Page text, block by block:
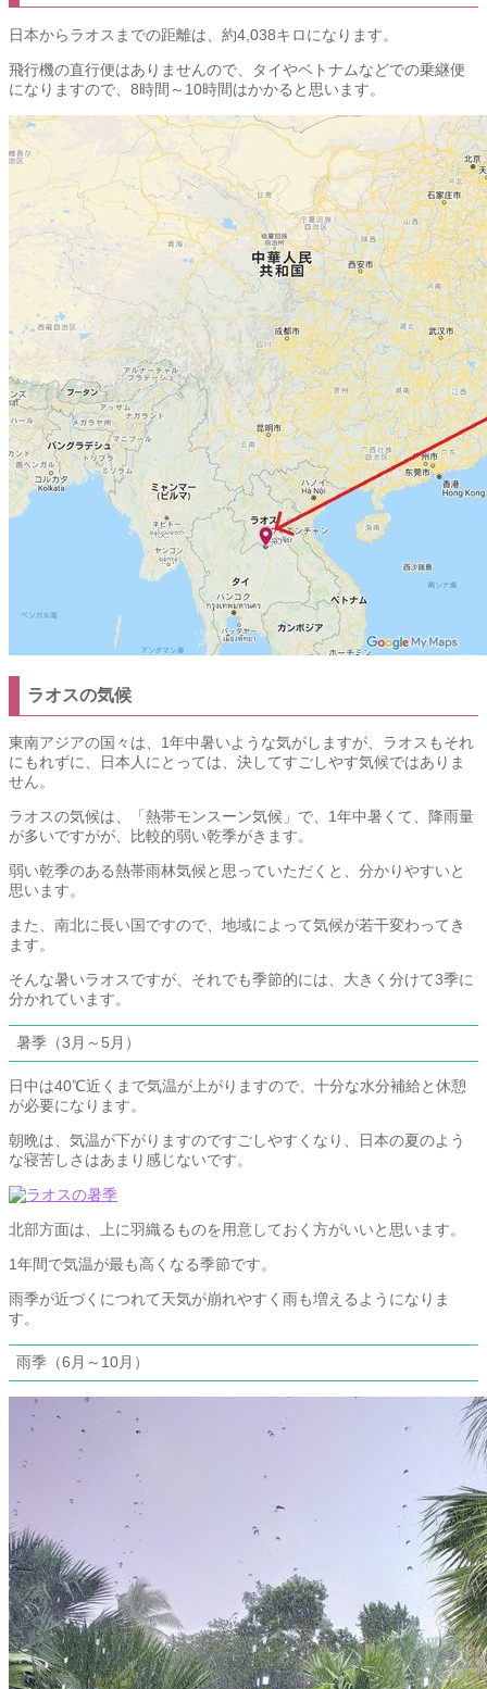
日本からラオスまでの距離は、約4,038キロになります。
飛行機の直行便はありませんので、タイやベトナムなどでの乗継便
になりますので、8時間～10時間はかかると思います。
ラオスの気候
東南アジアの国々は、1年中暑いような気がしますが、ラオスもそれ
にもれずに、日本人にとっては、決してすごしやす気候ではありま
せん。
ラオスの気候は、「熱帯モンスーン気候」で、1年中暑くて、降雨量
が多いですがが、比較的弱い乾季がきます。
弱い乾季のある熱帯雨林気候と思っていただくと、分かりやすいと
思います。
また、南北に長い国ですので、地域によって気候が若干変わってき
ます。
そんな暑いラオスですが、それでも季節的には、大きく分けて3季に
分かれています。
暑季（3月～5月）
日中は40℃近くまで気温が上がりますので、十分な水分補給と休憩
が必要になります。
朝晩は、気温が下がりますのですごしやすくなり、日本の夏のよう
な寝苦しさはあまり感じないです。
北部方面は、上に羽織るものを用意しておく方がいいと思います。
1年間で気温が最も高くなる季節です。
雨季が近づくにつれて天気が崩れやすく雨も増えるようになりま
す。
雨季（6月～10月）